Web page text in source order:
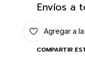
Envíos a
Agregar a
COMPARTIR